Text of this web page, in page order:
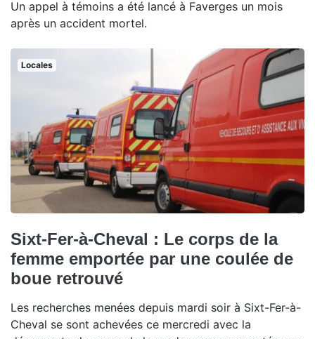
Un appel à témoins a été lancé à Faverges un mois
après un accident mortel.
Locales
Sixt-Fer-à-Cheval : Le corps de la
femme emportée par une coulée de
boue retrouvé
Les recherches menées depuis mardi soir à Sixt-Fer-à-
Cheval se sont achevées ce mercredi avec la